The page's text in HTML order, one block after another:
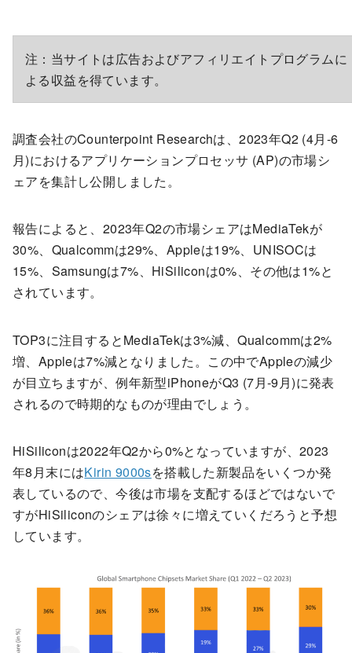
注：当サイトは広告およびアフィリエイトプログラムに
よる収益を得ています。
調査会社のCounterpoint Researchは、2023年Q2 (4月-6
月)におけるアプリケーションプロセッサ (AP)の市場シ
ェアを集計し公開しました。
報告によると、2023年Q2の市場シェアはMediaTekが
30%、Qualcommは29%、Appleは19%、UNISOCは
15%、Samsungは7%、HiSiliconは0%、その他は1%と
されています。
TOP3に注目するとMediaTekは3%減、Qualcommは2%
増、Appleは7%減となりました。この中でAppleの減少
が目立ちますが、例年新型iPhoneがQ3 (7月-9月)に発表
されるので時期的なものが理由でしょう。
HiSiliconは2022年Q2から0%となっていますが、2023
年8月末にはKirin 9000sを搭載した新製品をいくつか発
表しているので、今後は市場を支配するほどではないで
すがHiSiliconのシェアは徐々に増えていくだろうと予想
しています。